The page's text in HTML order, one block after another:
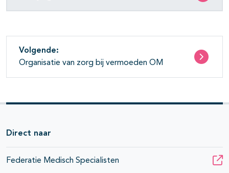
Volgende:
Organisatie van zorg bij vermoeden OM
Direct naar
Federatie Medisch Specialisten